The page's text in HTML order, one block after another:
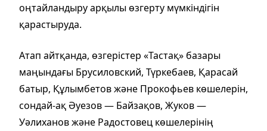
оңтайландыру арқылы өзгерту мүмкіндігін
қарастыруда.
Атап айтқанда, өзгерістер «Тастақ» базары
маңындағы Брусиловский, Түркебаев, Қарасай
батыр, Құлымбетов және Прокофьев көшелерін,
сондай-ақ Әуезов — Байзақов, Жуков —
Уәлиханов және Радостовец көшелерінің